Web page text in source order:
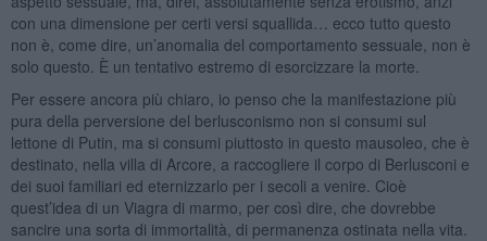
con una dimensione per certi versi squallida… ecco tutto questo
non è, come dire, un’anomalia del comportamento sessuale, non è
solo questo. È un tentativo estremo di esorcizzare la morte.
Per essere ancora più chiaro, io penso che la manifestazione più
pura della perversione del berlusconismo non si consumi sul
lettone di Putin, ma si consumi piuttosto in questo mausoleo, che è
destinato, nella villa di Arcore, a raccogliere il corpo di Berlusconi e
dei suoi familiari ed eternizzarlo per i secoli a venire. Cioè
quest’idea di un Viagra di marmo, per così dire, che dovrebbe
sancire una sorta di immortalità, di permanenza ostinata nella vita.